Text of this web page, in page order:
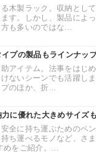
木製ラック。収納とし
す。しかし、製品によ
も多いのではな...
プの製品もラインナッ
アイテム。法事をはじ
ないシーンでも活躍し
のほか、折...
に優れた大きめサイズ
全に持ち運ぶためのペ
ち運べるモノなど、さ
をご紹介。...